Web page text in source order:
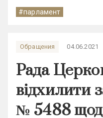
#парламент
Обращения 04.06.2021
Рада
відхилити
№ 5488